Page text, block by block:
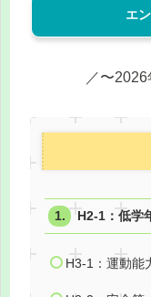
エ
／〜
H2-1：低学
H3-1：運動能